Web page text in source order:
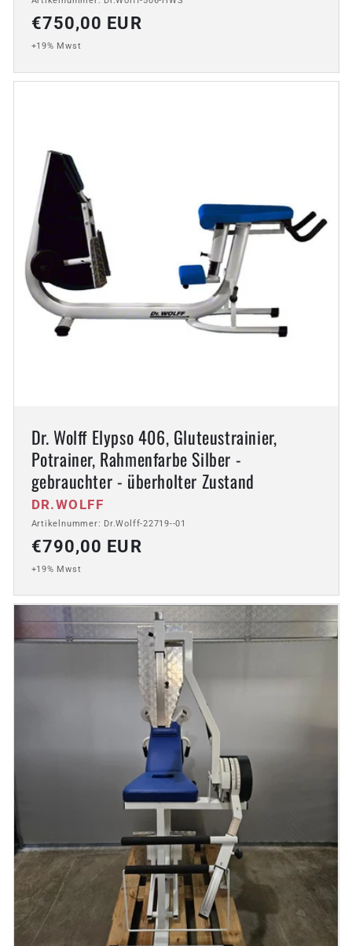
Normaler
Preis
€750,00 EUR
+19% Mwst
Dr. Wolff Elypso 406, Gluteustrainier,
Potrainer, Rahmenfarbe Silber -
gebrauchter - überholter Zustand
Anbieter:
DR.WOLFF
Artikelnummer: Dr.Wolff-22719--01
Normaler
Preis
€790,00 EUR
+19% Mwst